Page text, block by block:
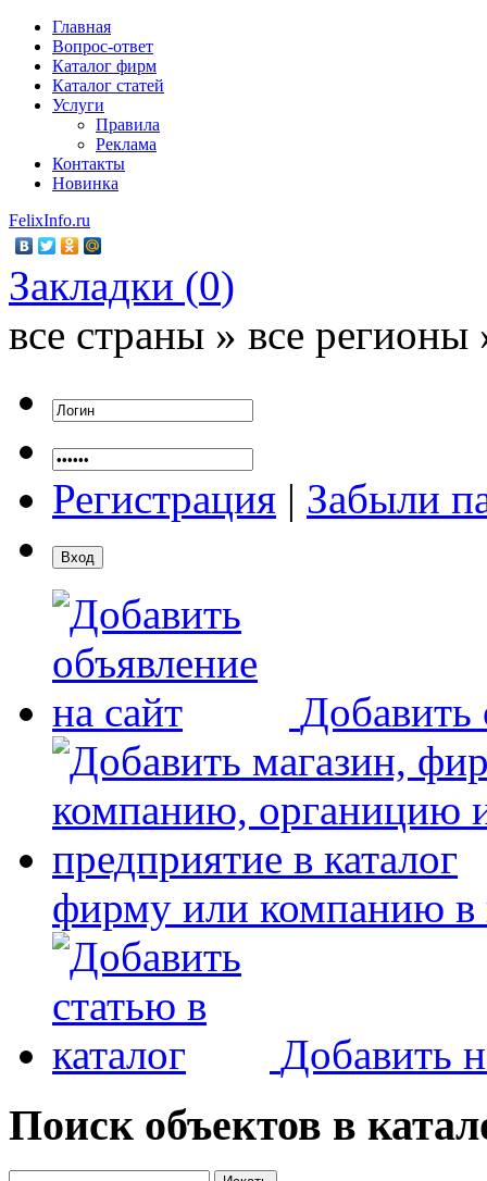
Главная
Вопрос-ответ
Каталог фирм
Каталог статей
Услуги
Правила
Реклама
Контакты
Новинка
FelixInfo.ru
Закладки (0)
все страны » все регионы
Регистрация | Забыли
Добавить
фирму или компанию в
Добавить
Поиск объектов в